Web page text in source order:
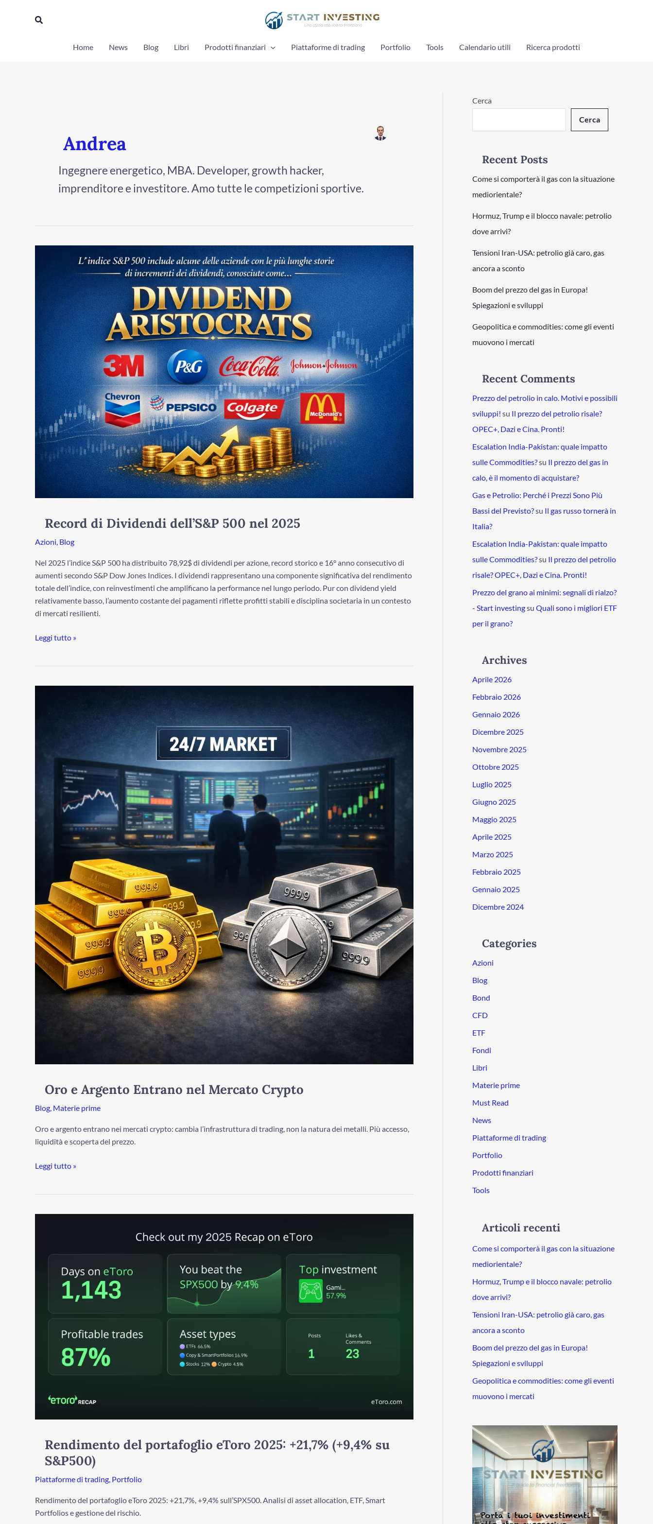
Cerca
Home News Blog Libri Prodotti finanziari Piattaforme di trading Portfolio Tools Calendario utili Ricerca prodotti
Andrea
Ingegnere energetico, MBA. Developer, growth hacker,
imprenditore e investitore. Amo tutte le competizioni sportive.
Record di Dividendi dell’S&P 500 nel 2025
Azioni Blog
Nel 2025 l’indice S&P 500 ha distribuito 78,92$ di dividendi per azione, record storico e 16° anno consecutivo di
aumenti secondo S&P Dow Jones Indices. I dividendi rappresentano una componente significativa del rendimento
totale dell’indice, con reinvestimenti che amplificano la performance nel lungo periodo. Pur con dividend yield
relativamente basso, l’aumento costante dei pagamenti riflette profitti stabili e disciplina societaria in un contesto
di mercati resilienti.
Leggi tutto »
Oro e Argento Entrano nel Mercato Crypto
Blog Materie prime
Oro e argento entrano nei mercati crypto: cambia l’infrastruttura di trading, non la natura dei metalli. Più accesso,
liquidità e scoperta del prezzo.
Leggi tutto »
Rendimento del portafoglio eToro 2025: +21,7% (+9,4% su
S&P500)
Piattaforme di trading Portfolio
Rendimento del portafoglio eToro 2025: +21,7%, +9,4% sull’SPX500. Analisi di asset allocation, ETF, Smart
Portfolios e gestione del rischio.
eToro
S&P500)
Cerca
Cerca
Recent Posts
Come si comporterà il gas con la situazione
mediorientale?
Hormuz, Trump e il blocco navale: petrolio
dove arrivi?
Tensioni Iran-USA: petrolio già caro, gas
ancora a sconto
Boom del prezzo del gas in Europa!
Spiegazioni e sviluppi
Geopolitica e commodities: come gli eventi
muovono i mercati
Recent Comments
Prezzo del petrolio in calo. Motivi e possibili
sviluppi! su Il prezzo del petrolio risale?
OPEC+, Dazi e Cina. Pronti!
Escalation India-Pakistan: quale impatto
sulle Commodities?su Il prezzo del gas in
calo, è il momento di acquistare?
Gas e Petrolio: Perché i Prezzi Sono Più
Bassi del Previsto?su Il gas russo tornerà in
Italia?
Escalation India-Pakistan: quale impatto
sulle Commodities?su Il prezzo del petrolio
risale? OPEC+, Dazi e Cina. Pronti!
Prezzo del grano ai minimi: segnali di rialzo?
- Start investingsu Quali sono i migliori ETF
per il grano?
Archives
Aprile 2026
Febbraio 2026
Gennaio 2026
Dicembre 2025
Novembre 2025
Ottobre 2025
Luglio 2025
Giugno 2025
Maggio 2025
Aprile 2025
Marzo 2025
Febbraio 2025
Gennaio 2025
Dicembre 2024
Categories
Azioni
Blog
Bond
CFD
ETF
Fondi
Libri
Materie prime
Must Read
News
Piattaforme di trading
Portfolio
Prodotti finanziari
Tools
Articoli recenti
Come si comporterà il gas con la situazione
mediorientale?
Hormuz, Trump e il blocco navale: petrolio
dove arrivi?
Tensioni Iran-USA: petrolio già caro, gas
ancora a sconto
Boom del prezzo del gas in Europa!
Spiegazioni e sviluppi
Geopolitica e commodities: come gli eventi
muovono i mercati